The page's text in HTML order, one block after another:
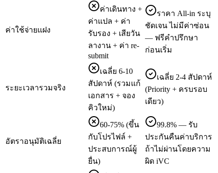
ค่าใช้จ่ายแฝง
ค่าเดินทาง +
ค่าแปล + ค่า
รับรอง + เสียวัน
ลางาน + ค่า re-
submit
ราคา All-in ระบุ
ชัดเจน ไม่มีค่าซ่อน
— ฟรีคำปรึกษา
ก่อนเริ่ม
ระยะเวลารวมจริง
เฉลี่ย 6-10
สัปดาห์ (รวมแก้
เอกสาร + จอง
คิวใหม่)
เฉลี่ย 2-4 สัปดาห์
(Priority + ครบรอบ
เดียว)
อัตราอนุมัติเฉลี่ย
60-75% (ขึ้น
กับโปรไฟล์ +
ประสบการณ์ผู้
ยื่น)
99.8% — รับ
ประกันคืนค่าบริการ
ถ้าไม่ผ่านโดยความ
ผิด iVC